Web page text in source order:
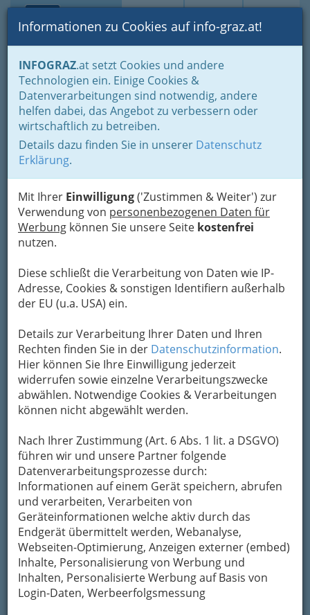
Suche Login Toggle
Informationen zu Cookies auf info-graz.at!
INFOGRAZ.at setzt Cookies und andere
Technologien ein. Einige Cookies &
Datenverarbeitungen sind notwendig, andere
helfen dabei, das Angebot zu verbessern oder
wirtschaftlich zu betreiben.
Details dazu finden Sie in unserer Datenschutz
Erklärung.
Mit Ihrer Einwilligung('Zustimmen & Weiter') zur
Verwendung von personenbezogenen Daten für
Werbung können Sie unsere Seite kostenfrei
nutzen.
Diese schließt die Verarbeitung von Daten wie IP-
Adresse, Cookies & sonstigen Identifiern außerhalb
der EU (u.a. USA) ein.
Details zur Verarbeitung Ihrer Daten und Ihren
Rechten finden Sie in der Datenschutzinformation.
Hier können Sie Ihre Einwilligung jederzeit
widerrufen sowie einzelne Verarbeitungszwecke
abwählen. Notwendige Cookies & Verarbeitungen
können nicht abgewählt werden.
Nach Ihrer Zustimmung (Art. 6 Abs. 1 lit. a DSGVO)
führen wir und unsere Partner folgende
Datenverarbeitungsprozesse durch:
Informationen auf einem Gerät speichern, abrufen
und verarbeiten, Verarbeiten von
Geräteinformationen welche aktiv durch das
Endgerät übermittelt werden, Webanalyse,
Webseiten-Optimierung, Anzeigen externer (embed)
Inhalte, Personalisierung von Werbung und
Inhalten, Personalisierte Werbung auf Basis von
Login-Daten, Werbeerfolgsmessung
Home Branchen
Wohnen & Einrichten
Dienstleistungen im Wohnbereich
Abfall-Entsorgung
Abfallentsorgung
Bezirksauswahl
Alle Bezirke
1
ARGE Müllvermeidung
Kinkgasse 7, 8020 Graz
+43 316 712 309 - 9
E-Mail
Karte & Routenplaner
Eintrag ändern
Kategorien
2
Cleaner Production
Am Eisernen Tor 2, 8010 Graz
+43 316 407 988
+43 316 407 988 - 30
Karte & Routenplaner
Eintrag ändern
Kategorien
D.C.E.
Frühlingstraße 4, 8053 Graz
Karte & Routenplaner
Eintrag ändern
Kategorien